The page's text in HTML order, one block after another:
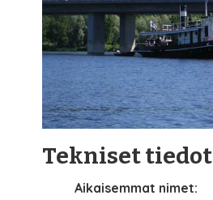
Tekniset tiedot
Aikaisemmat nimet: